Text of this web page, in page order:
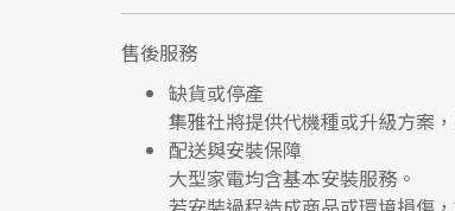
售後服務
缺貨或停產
集雅社將提供代機種或升級方案
配送與安裝保障
大型家電均含基本安裝服務。